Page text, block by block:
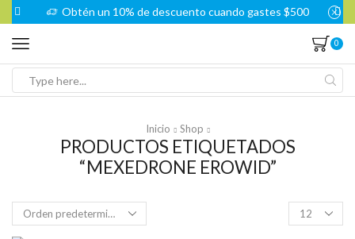
Obtén un 10% de descuento cuando gastes $500
0
Inicio Shop
PRODUCTOS ETIQUETADOS
“MEXEDRONE EROWID”
Products
per